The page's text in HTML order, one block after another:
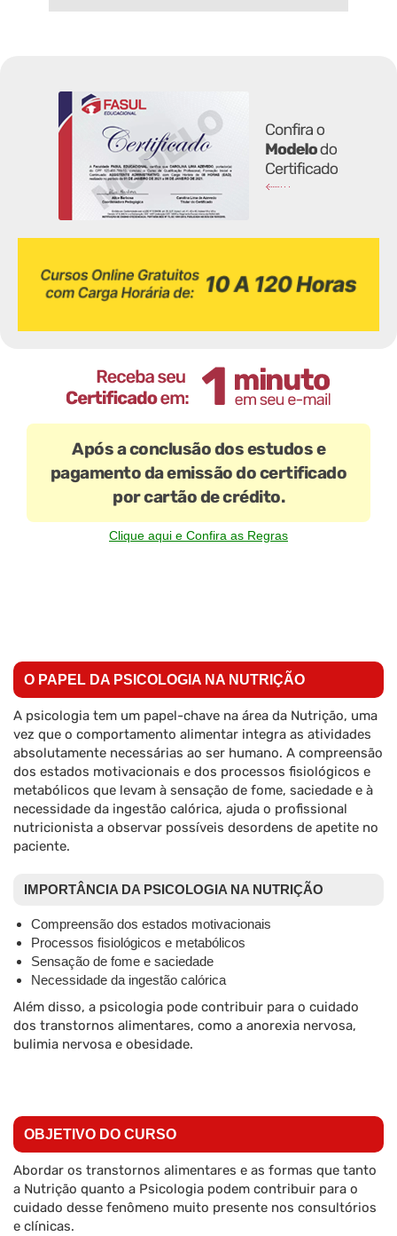
Após a conclusão dos estudos e
pagamento da emissão do certificado
por cartão de crédito.
Clique aqui e Confira as Regras
O PAPEL DA PSICOLOGIA NA NUTRIÇÃO
A psicologia tem um papel-chave na área da Nutrição, uma
vez que o comportamento alimentar integra as atividades
absolutamente necessárias ao ser humano. A compreensão
dos estados motivacionais e dos processos fisiológicos e
metabólicos que levam à sensação de fome, saciedade e à
necessidade da ingestão calórica, ajuda o profissional
nutricionista a observar possíveis desordens de apetite no
paciente.
IMPORTÂNCIA DA PSICOLOGIA NA NUTRIÇÃO
Compreensão dos estados motivacionais
Processos fisiológicos e metabólicos
Sensação de fome e saciedade
Necessidade da ingestão calórica
Além disso, a psicologia pode contribuir para o cuidado
dos transtornos alimentares, como a anorexia nervosa,
bulimia nervosa e obesidade.
OBJETIVO DO CURSO
Abordar os transtornos alimentares e as formas que tanto
a Nutrição quanto a Psicologia podem contribuir para o
cuidado desse fenômeno muito presente nos consultórios
e clínicas.